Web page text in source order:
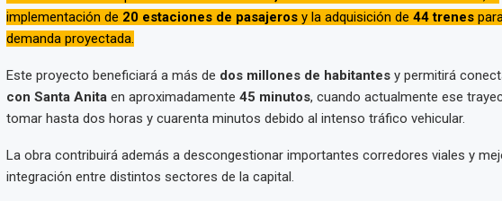
implementación de 20 estaciones de pasajerosy la adquisición de 44 trenes
demanda proyectada.
Este proyecto beneficiará a más de dos millones de habitantesy permitirá
con Santa Anitaen aproximadamente 45 minutos, cuando actualmente ese
tomar hasta dos horas y cuarenta minutos debido al intenso tráfico vehicular.
La obra contribuirá además a descongestionar importantes corredores viales y
integración entre distintos sectores de la capital.